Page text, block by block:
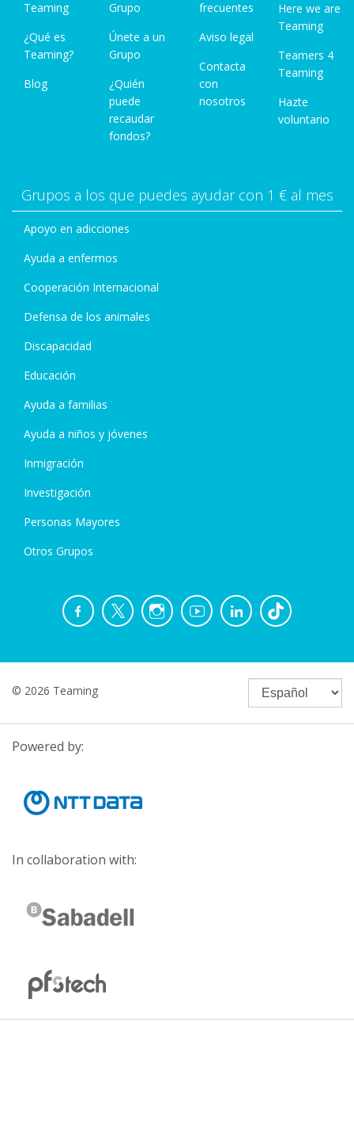
Teaming
¿Qué es
Teaming?
Blog
Grupo
Únete a un
Grupo
¿Quién
puede
recaudar
fondos?
frecuentes
Aviso legal
Contacta
con
nosotros
Here we are
Teaming
Teamers 4
Teaming
Hazte
voluntario
Grupos a los que puedes ayudar con 1 € al mes
Apoyo en adicciones
Ayuda a enfermos
Cooperación Internacional
Defensa de los animales
Discapacidad
Educación
Ayuda a familias
Ayuda a niños y jóvenes
Inmigración
Investigación
Personas Mayores
Otros Grupos
© 2026 Teaming
Powered by:
In collaboration with: